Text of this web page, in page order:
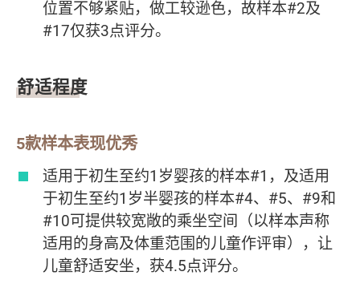
位置不够紧贴，做工较逊色，故样本#2及
#17仅获3点评分。
舒适程度
5款样本表现优秀
适用于初生至约1岁婴孩的样本#1，及适用
于初生至约1岁半婴孩的样本#4、#5、#9和
#10可提供较宽敞的乘坐空间（以样本声称
适用的身高及体重范围的儿童作评审），让
儿童舒适安坐，获4.5点评分。